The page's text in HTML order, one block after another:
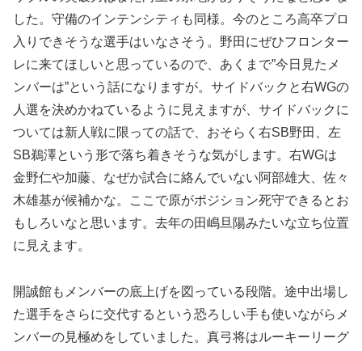
した。守備のインテンシティも同様。今のところ高卒プロ
入りできそうな選手はいなさそう。野田にぜひフロンター
レに来てほしいと思っているので、あくまで”今日見たメ
ンバーは”という話になりますが。サイドバックと右WGの
人選を決めかねているように見えますが、サイドバックに
ついては新人戦に限っての話で、おそらく右SB野田、左
SB鵜澤という形で落ち着きそうな気がします。右WGは
金野仁や加藤、なぜか試合に絡んでいない阿部雄大、佐々
木雄基が候補かな。ここで原がポジション死守できるとお
もしろいなと思います。去年の田嶋旦陽みたいな立ち位置
に見えます。
開誠館もメンバーの底上げを図っている段階。途中出場し
た選手をさらに交代するという恐ろしい手も使いながらメ
ンバーの見極めをしていました。真弓将はルーキーリーグ